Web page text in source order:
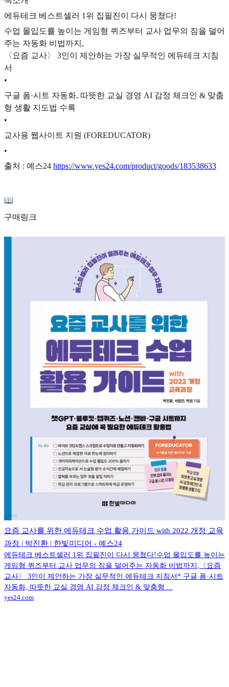
에듀테크 베스트셀러 1위 집필진이 다시 뭉쳤다!
수업 몰입도를 높이는 게임형 퀴즈부터 교사 업무의 짐을 덜어
주는 자동화 비법까지,
〈요즘 교사〉 3인이 제안하는 가장 실무적인 에듀테크 지침
서
•
구글 폼·시트 자동화, 따뜻한 교실 경영 AI 감정 체크인 & 맞춤
형 생활 지도법 수록
•
교사용 웹사이트 지원 (FOREDUCATOR)
•
출처 : 예스24 https://www.yes24.com/product/goods/183538633
구매링크
요즘 교사를 위한 에듀테크 수업 활용 가이드 with 2022 개정 교육
과정 | 박진환 | 한빛미디어 - 예스24
에듀테크 베스트셀러 1위 집필진이 다시 뭉쳤다!수업 몰입도를 높이는
게임형 퀴즈부터 교사 업무의 짐을 덜어주는 자동화 비법까지,〈요즘
교사〉 3인이 제안하는 가장 실무적인 에듀테크 지침서* 구글 폼·시트
자동화, 따뜻한 교실 경영 AI 감정 체크인 & 맞춤형 ...
yes24.com